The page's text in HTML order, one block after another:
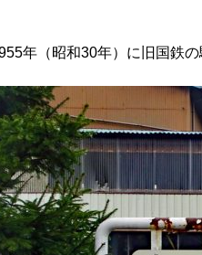
年（昭和30年）に旧国鉄の